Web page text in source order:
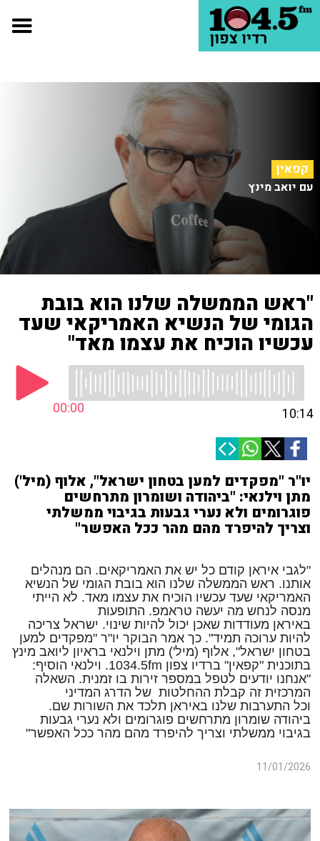
קפאין
עם יואב מינץ
"ראש הממשלה שלנו הוא בובת
הגומי של הנשיא האמריקאי שעד
עכשיו הוכיח את עצמו מאד"
00:00 10:14
יו"ר "מפקדים למען בטחון ישראל", אלוף (מיל')
מתן וילנאי: "ביהודה ושומרון מתרחשים
פוגרומים ולא נערי גבעות בגיבוי ממשלתי
וצריך להיפרד מהם מהר ככל האפשר"
"לגבי איראן קודם כל יש את האמריקאים. הם מנהלים
אותנו. ראש הממשלה שלנו הוא בובת הגומי של הנשיא
האמריקאי שעד עכשיו הוכיח את עצמו מאד. לא הייתי
מנסה לנחש מה יעשה טראמפ. התופעות
באיראן מעודדות שאכן יכול להיות שינוי. ישראל צריכה
להיות ערוכה תמיד". כך אמר הבוקר יו"ר "מפקדים למען
בטחון ישראל", אלוף (מיל') מתן וילנאי בראיון ליואב מינץ
בתוכנית "קפאין" ברדיו צפון 1034.5fm. וילנאי הוסיף:
"אנחנו יודעים לטפל במספר זירות בו זמנית. השאלה
המרכזית זה קבלת ההחלטות של הדרג המדיני
וכל התערבות שלנו באיראן תלכד את השורות שם.
ביהודה שומרון מתרחשים פוגרומים ולא נערי גבעות
בגיבוי ממשלתי וצריך להיפרד מהם מהר ככל האפשר"
11/01/2026